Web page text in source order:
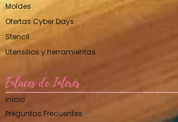
Moldes
Ofertas Cyber Days
Stencil
Utensilios y herramientas
Enlaces de Interés
Inicio
Preguntas Frecuentes